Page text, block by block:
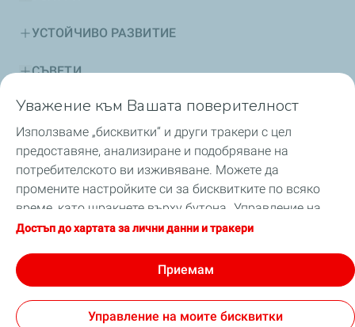
УСТОЙЧИВО РАЗВИТИЕ
СЪВЕТИ
БЕЗОПАСНОСТ
НОВИНИ
GDPRУсловия за ползване
Общи условия за продажба ТоталенЕрджис Маркетинг
Cookies
TotalEnergies 2026
Уважение към Вашата поверителност
Използваме „бисквитки“ и други тракери с цел
предоставяне, анализиране и подобряване на
потребителското ви изживяване. Можете да
промените настройките си за бисквитките по всяко
време, като щракнете върху бутона „Управление на
моите бисквитки“. С щракване върху бутона
бисквитки. В случай, че щракнете върху „Отказвам“,
ще бъдат използвани само техническите бисквитки,
необходими за правилното функциониране на сайта.
За повече информация можете да се консултирате
Достъп до хартата за лични данни и тракери
Приемам
Управление на моите бисквитки